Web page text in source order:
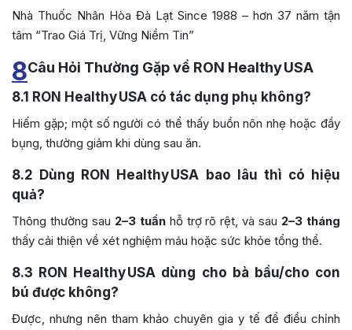
Nhà Thuốc Nhân Hòa Đà Lạt Since 1988 – hơn 37 năm tận
tâm “Trao Giá Trị, Vững Niềm Tin”
8Câu Hỏi Thường Gặp về RON Healthy USA
8.1 RON Healthy USA có tác dụng phụ không?
Hiếm gặp; một số người có thể thấy buồn nôn nhẹ hoặc đầy
bụng, thường giảm khi dùng sau ăn.
8.2 Dùng RON Healthy USA bao lâu thì có hiệu
quả?
Thông thường sau 2–3 tuầnhỗ trợ rõ rệt, và sau 2–3 tháng
thấy cải thiện về xét nghiệm máu hoặc sức khỏe tổng thể.
8.3 RON Healthy USA dùng cho bà bầu/cho con
bú được không?
Được, nhưng nên tham khảo chuyên gia y tế để điều chỉnh